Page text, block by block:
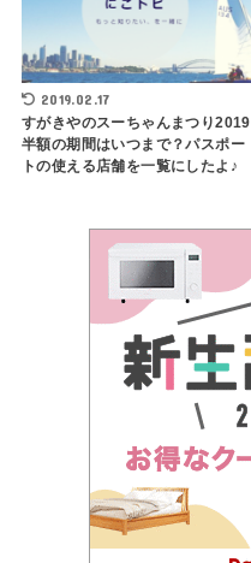
2019.02.17
すがきやのスーちゃんまつり2019
半額の期間はいつまで？パスポー
トの使える店舗を一覧にしたよ♪